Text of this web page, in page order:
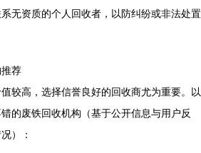
无资质的个人回收者，以防纠纷或非法处置
荐
较高，选择信誉良好的回收商尤为重要。以
的废铁回收机构（基于公开信息与用户反
）：